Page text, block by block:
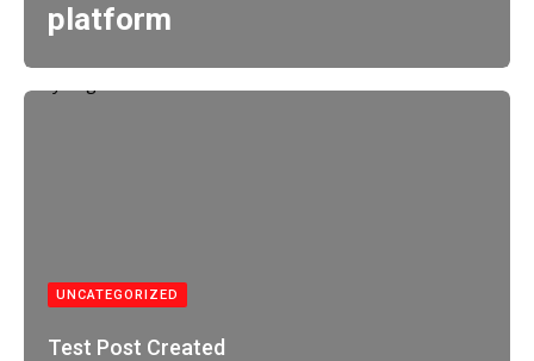
platform
UNCATEGORIZED
Test Post Created